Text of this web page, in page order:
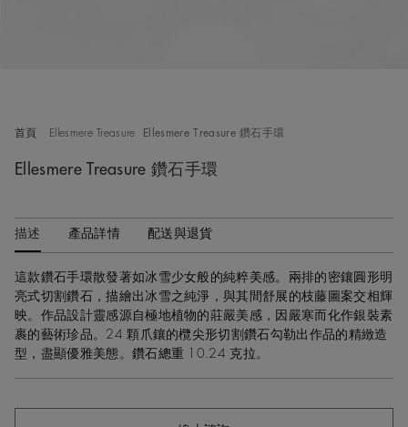
首頁 Ellesmere Treasure Ellesmere Treasure 鑽石手環
Ellesmere Treasure 鑽石手環
描述 產品詳情 配送與退貨
這款鑽石手環散發著如冰雪少女般的純粹美感。兩排的密鑲圓形明
亮式切割鑽石，描繪出冰雪之純淨，與其間舒展的枝藤圖案交相輝
映。作品設計靈感源自極地植物的莊嚴美感，因嚴寒而化作銀裝素
裹的藝術珍品。24 顆爪鑲的欖尖形切割鑽石勾勒出作品的精緻造
型，盡顯優雅美態。鑽石總重 10.24 克拉。